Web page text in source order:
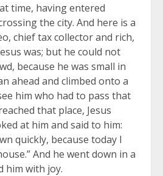
time, having entered
the city. And here is a
chief tax collector and rich,
was; but he could not
because he was small in
ahead and climbed onto a
him who had to pass that
that place, Jesus
at him and said to him:
quickly, because today I
And he went down in a
him with joy.